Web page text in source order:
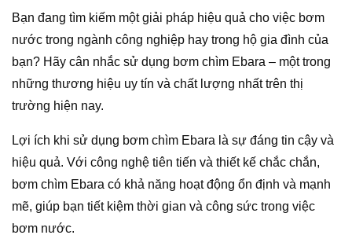
Bạn đang tìm kiếm một giải pháp hiệu quả cho việc bơm
nước trong ngành công nghiệp hay trong hộ gia đình của
bạn? Hãy cân nhắc sử dụng bơm chìm Ebara – một trong
những thương hiệu uy tín và chất lượng nhất trên thị
trường hiện nay.
Lợi ích khi sử dụng bơm chìm Ebara là sự đáng tin cậy và
hiệu quả. Với công nghệ tiên tiến và thiết kế chắc chắn,
bơm chìm Ebara có khả năng hoạt động ổn định và mạnh
mẽ, giúp bạn tiết kiệm thời gian và công sức trong việc
bơm nước.